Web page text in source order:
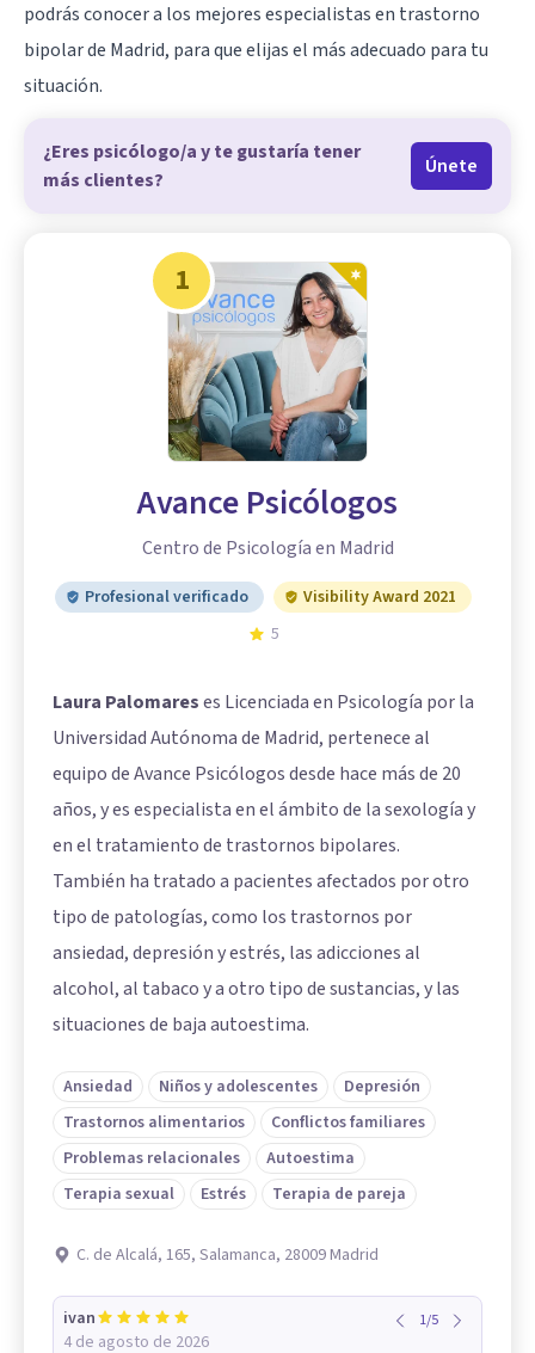
podrás conocer a los mejores especialistas en trastorno
bipolar de Madrid, para que elijas el más adecuado para tu
situación.
¿Eres psicólogo/a y te gustaría tener
más clientes?
Únete
1
Avance Psicólogos
Centro de Psicología en Madrid
Profesional verificado
Visibility Award 2021
5
Laura Palomareses Licenciada en Psicología por la
Universidad Autónoma de Madrid, pertenece al
equipo de Avance Psicólogos desde hace más de 20
años, y es especialista en el ámbito de la sexología y
en el tratamiento de trastornos bipolares.
También ha tratado a pacientes afectados por otro
tipo de patologías, como los trastornos por
ansiedad, depresión y estrés, las adicciones al
alcohol, al tabaco y a otro tipo de sustancias, y las
situaciones de baja autoestima.
Ansiedad Niños y adolescentes
Depresión
Trastornos alimentarios
Conflictos familiares
Problemas relacionales
Autoestima
Terapia sexual
Estrés Terapia de pareja
C. de Alcalá, 165, Salamanca, 28009 Madrid
ivan
4 de agosto de 2026
1/5